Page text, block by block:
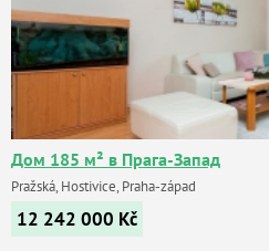
Дом 185 м² в Прага-Запад
Pražská, Hostivice, Praha-západ
12 242 000 Kč